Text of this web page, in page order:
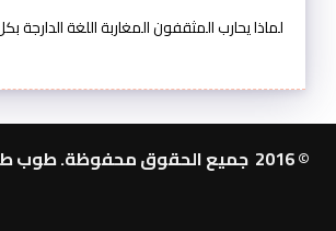
لماذا يحارب المثقفون المغاربة اللغة
© 2016 جميع الحقوق محفوظة. طوب طوب 24